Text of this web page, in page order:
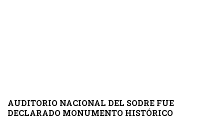
AUDITORIO NACIONAL DEL SODRE FUE
DECLARADO MONUMENTO HISTÓRICO